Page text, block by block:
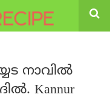
നാവിൽ
Kannur